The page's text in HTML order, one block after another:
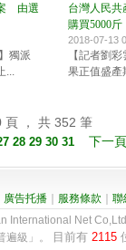
由選
獨派
...
台灣人民共
購買5000斤
2018-07-13
【記者劉
果正值盛產
頁 ， 共 352 筆
28 29 30 31 下一頁
廣告托播 服務條款
聯
International Net
遍級」。
目前有 2115